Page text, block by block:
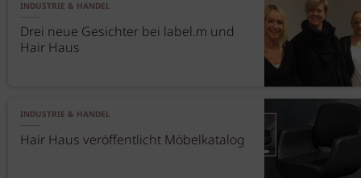
INDUSTRIE & HANDEL
Drei neue Gesichter bei label.m und
Hair Haus
INDUSTRIE & HANDEL
Hair Haus veröffentlicht Möbelkatalog